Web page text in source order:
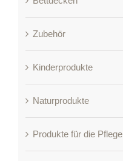
Zubehör
Kinderprodukte
Naturprodukte
Produkte für die Pflege